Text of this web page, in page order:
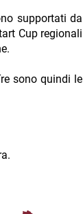
supportati da
Cup regionali
sono quindi le